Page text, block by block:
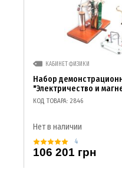
КАБИНЕТ ФИЗИКИ
Набор
"Электричество и
КОД ТОВАРА: 2846
Нет в наличии
4
106 201 грн